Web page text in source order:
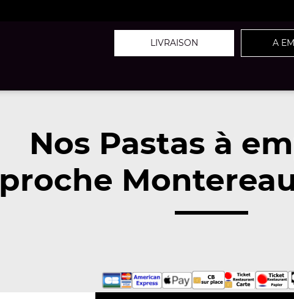
LIVRAISON A
Nos Pastas à
proche